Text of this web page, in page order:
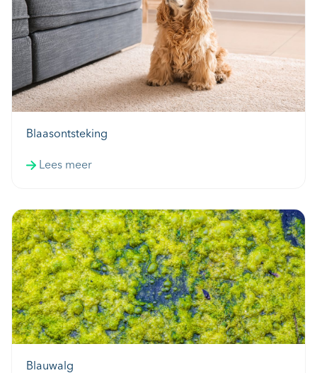
Blaasontsteking
Lees meer
Blauwalg